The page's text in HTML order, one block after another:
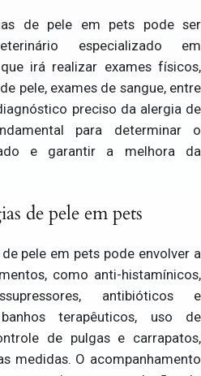
de pele em pets pode ser
especializado em
irá realizar exames físicos,
pele, exames de sangue, entre
preciso da alergia de
para determinar o
e garantir a melhora da
de pele em pets
pele em pets pode envolver a
como anti-histamínicos,
antibióticos e
terapêuticos, uso de
de pulgas e carrapatos,
medidas. O acompanhamento